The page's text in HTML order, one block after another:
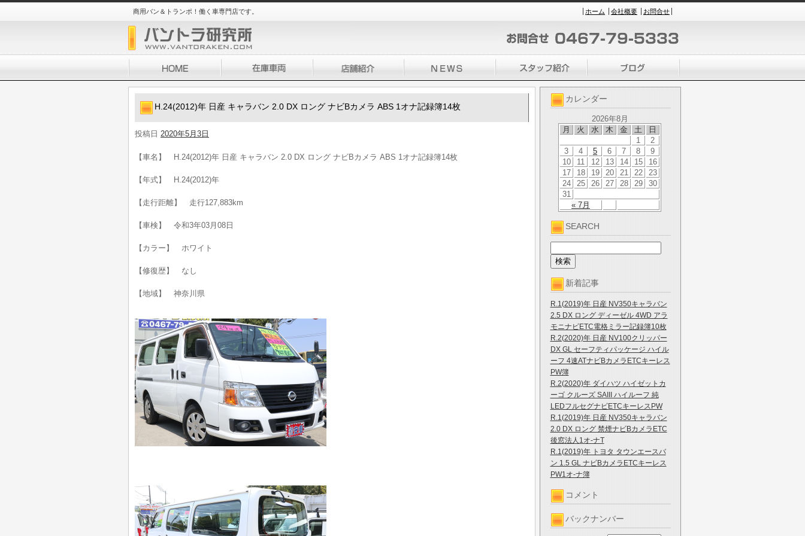
商用バン＆トランポ！働く車専門店です。 ホーム 会社概要 お問合せ
カレンダー
2026年8月
月
火 水 木 金 土 日
« 7月
1
2
3
4 5 6 7 8
9
10
11 12 13 14 15
16
17
18 19 20 21 22
23
24
25 26 27 28 29
30
31
SEARCH
新着記事
R.1(2019)年 日産 NV350キャラバン
2.5 DX ロング ディーゼル 4WD アラ
モニナビETC電格ミラー記録簿10枚
R.2(2020)年 日産 NV100クリッパー
DX GL セーフティパッケージ ハイル
ーフ 4速ATナビBカメラETCキーレス
PW簿
R.2(2020)年 ダイハツ ハイゼットカ
ーゴ クルーズ SAIII ハイルーフ 純
LEDフルセグナビETCキーレスPW
R.1(2019)年 日産 NV350キャラバン
2.0 DX ロング 禁煙ナビBカメラETC
後窓法人1オ-ナT
R.1(2019)年 トヨタ タウンエースバ
ン 1.5 GL ナビBカメラETCキーレス
PW1オ-ナ簿
コメント
バックナンバー
H.24(2012)年 日産 キャラバン 2.0 DX ロング ナビBカメラ ABS 1オナ記録簿14枚
投稿日 2020年5月3日
【車名】 H.24(2012)年 日産 キャラバン 2.0 DX ロング ナビBカメラ ABS 1オナ記録簿14枚
【年式】 H.24(2012)年
【走行距離】 走行127,883km
【車検】 令和3年03月08日
【カラー】 ホワイト
【修復歴】 なし
【地域】 神奈川県